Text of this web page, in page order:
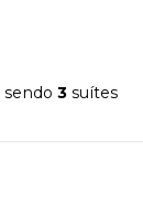
sendo3 suítes